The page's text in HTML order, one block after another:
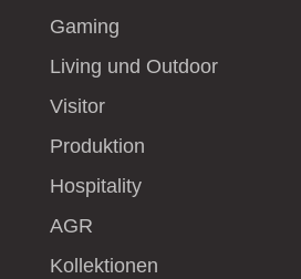
Gaming
Living und Outdoor
Visitor
Produktion
Hospitality
AGR
Kollektionen